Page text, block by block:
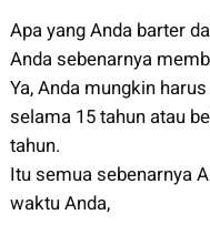
Apa yang Anda barter
Anda sebenarnya
Ya, Anda mungkin
selama 15 tahun atau
tahun.
Itu semua sebenarnya
waktu Anda,